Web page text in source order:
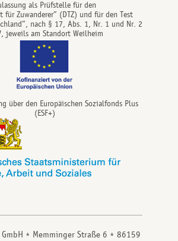
als Prüfstelle für den
für Zuwanderer” (DTZ) und für den Test
nach § 17, Abs. 1, Nr. 1 und Nr. 2
jeweils am Standort Weilheim
über den Europäischen Sozialfonds Plus
(ESF+)
Memminger Straße 6
86159